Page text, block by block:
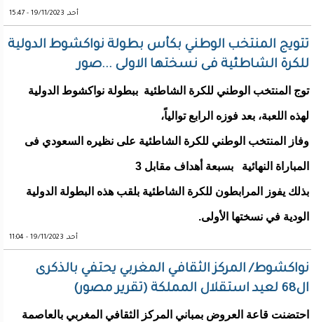
أحد, 19/11/2023 - 15:47
تتويج المنتخب الوطني بكأس بطولة نواكشوط الدولية
للكرة الشاطئية فى نسختها الاولى ...صور
توج المنتخب الوطني للكرة الشاطئية ببطولة نواكشوط الدولية
لهذه اللعبة، بعد فوزه الرابع توالياً،
وفاز المنتخب الوطني للكرة الشاطئية على نظيره السعودي فى
المباراة النهائية بسبعة أهداف مقابل 3
بذلك يفوز المرابطون للكرة الشاطئية بلقب هذه البطولة الدولية
الودية في نسختها الأولى.
أحد, 19/11/2023 - 11:04
نواكشوط/ المركز الثقافي المغربي يحتفي بالذكرى
ال68 لعيد استقلال المملكة (تقرير مصور)
احتضنت قاعة العروض بمباني المركز الثقافي المغربي بالعاصمة